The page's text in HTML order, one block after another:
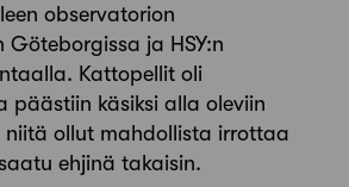
observatorion
Göteborgissa ja HSY:n
Kattopellit oli
päästiin käsiksi alla oleviin
niitä ollut mahdollista irrottaa
ehjinä takaisin.